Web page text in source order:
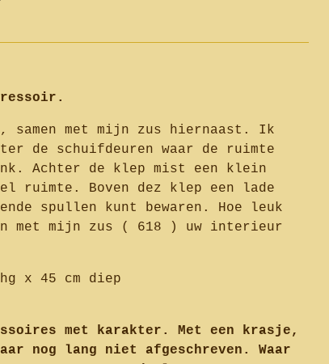
samen met mijn zus hiernaast. Ik
de schuifdeuren waar de ruimte
Achter de klep mist een klein
ruimte. Boven dez klep een lade
spullen kunt bewaren. Hoe leuk
met mijn zus ( 618 ) uw interieur
x 45 cm diep
met karakter. Met een krasje,
nog lang niet afgeschreven. Waar